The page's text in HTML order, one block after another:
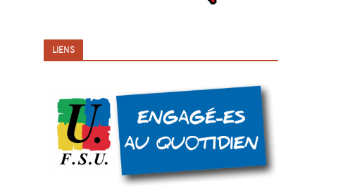
LIENS